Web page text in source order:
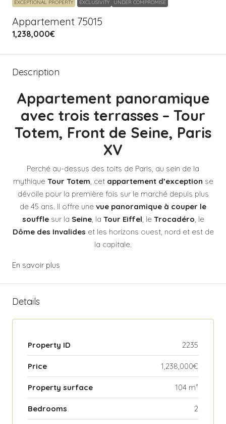
EXCEPTIONAL PROPERTY EXCLUSIVITY UNDER COMPROMISE
Appartement 75015
1,238,000€
Description
Appartement panoramique
avec trois terrasses – Tour
Totem, Front de Seine, Paris
XV
Perché au-dessus des toits de Paris, au sein de la
mythique Tour Totem , cet appartement d’exception se
dévoile pour la première fois sur le marché depuis plus
de 45 ans. Il offre une vue panoramique à couper le
soufflesur la Seine, la Tour Eiffel , le Trocadéro , le
Dôme des Invalides et les horizons ouest, nord et est de
la capitale.
En savoir plus
Details
Property ID 2235
Price 1,238,000€
Property surface 104 m²
Bedrooms 2